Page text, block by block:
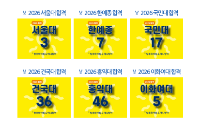
🏅 2026 서울대 합격 🏅 2026 한예종 합격 🏅 2026 국민대 합격
🏅 2026 건국대 합격 🏅 2026 홍익대 합격 🏅 2026 이화여대 합격